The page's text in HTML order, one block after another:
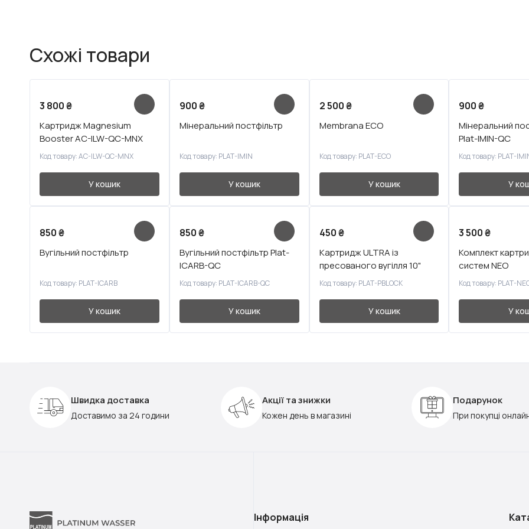
Схожі товари
3 800₴
Картридж Magnesium
Booster AC-ILW-QC-MNX
Код товару: AC-ILW-QC-MNX
У кошик
900₴
Мінеральний постфільтр
Код товару: PLAT-IMIN
У кошик
2 500₴
Membrana ECO
Код товару: PLAT-ECO
У кошик
900₴
Мінеральний
Plat-IMIN-QC
Код товару: PLAT-
У
850₴
Вугільний постфільтр
Код товару: PLAT-ICARB
У кошик
850₴
Вугільний постфільтр Plat-
ICARB-QC
Код товару: PLAT-ICARB-QC
У кошик
450₴
Картридж ULTRA із
пресованого вугілля 10"
Код товару: PLAT-PBLOCK
У кошик
3 500₴
Комплект
систем NEO
Код товару: PLAT-
У
Швидка доставка
Доставимо за 24 години
Акції та знижки
Кожен день в магазині
Подарунок
При покупці
Інформація